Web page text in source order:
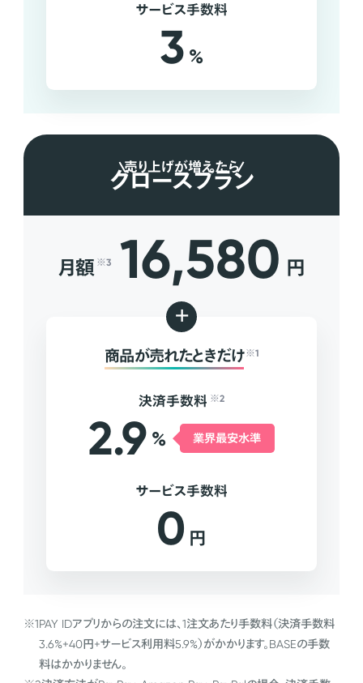
サービス手数料
3 %
売り上げが増えたら
グロースプラン
月額 ※3 16,580 円
+
商品が売れたときだけ ※1
決済手数料 ※2
2.9 % 業界最安水準
サービス手数料
0 円
※1PAY IDアプリからの注文には、1注文あたり手数料（決済手数料
3.6%+40円+サービス利用料5.9%）がかかります。BASEの手数
料はかかりません。